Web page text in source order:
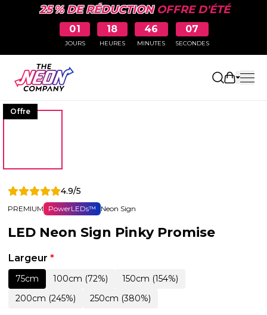
25 % DE RÉDUCTIONOFFRE D'ÉTÉ
01
JOURS
18
HEURES
46
MINUTES
06
SECONDES
Ouvrir
Offre
4.9/5
PREMIUM PowerLEDs™ Neon Sign
LED Neon Sign Pinky Promise
Largeur *
75cm 100cm (72%)
150cm (154%)
200cm (245%)
250cm (380%)